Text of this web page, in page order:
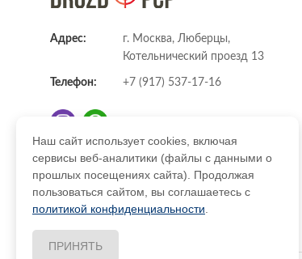
Адрес:
г. Москва, Люберцы,
Котельнический проезд 13
Телефон: +7 (917) 537-17-16
E-mail: info@DrozdPcp.ru
Наш сайт использует cookies, включая
сервисы веб-аналитики (файлы с данными о
прошлых посещениях сайта). Продолжая
пользоваться сайтом, вы соглашаетесь с
политикой конфиденциальности
ПРИНЯТЬ